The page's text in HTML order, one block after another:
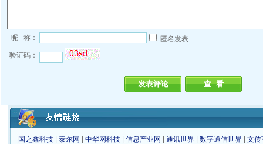
昵 称：
匿名发表
验证码：
国之鑫科技 泰尔网 中华网科技 信息产业网 通讯世界 数字通信世界
文传